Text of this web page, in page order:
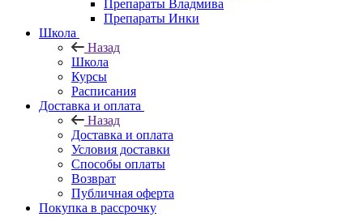
Препараты Владмива
Препараты Инки
Школа
Назад
Школа
Курсы
Расписания
Доставка и оплата
Назад
Доставка и оплата
Условия доставки
Способы оплаты
Возврат
Публичная оферта
Покупка в рассрочку